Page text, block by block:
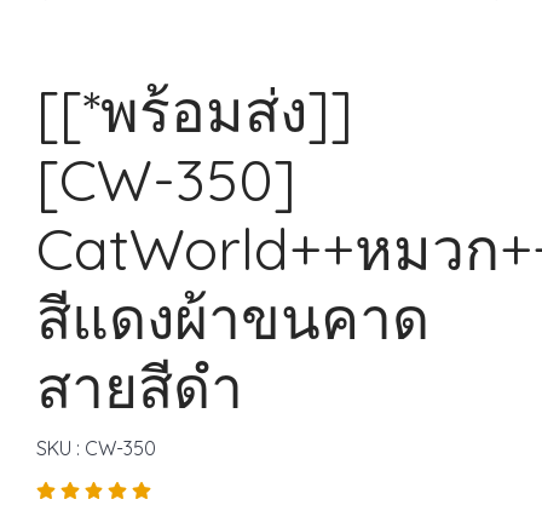
[[*พร้อมส่ง]]
[CW-350]
CatWorld++หมวก
สีแดงผ้าขนคาด
สายสีดำ
SKU : CW-350